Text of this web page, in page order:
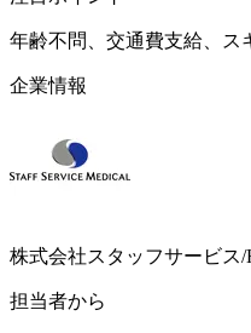
年齢不問、交通費支給、ス
企業情報
株式会社スタッフサービス/
担当者から